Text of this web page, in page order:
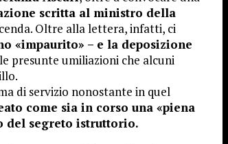
scritta al ministro della
Oltre alla lettera, infatti, ci
«impaurito» – e la deposizione
presunte umiliazioni che alcuni
di servizio nonostante in quel
come sia in corso una «piena
del segreto istruttorio.